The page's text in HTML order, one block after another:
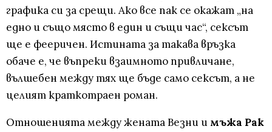
графика си за срещи. Ако все пак се окажат „на
едно и също място в един и същи час“, сексът
ще е фееричен. Истината за такава връзка
обаче е, че въпреки взаимното привличане,
вълшебен между тях ще бъде само сексът, а не
целият краткотраен роман.
Отношенията между жената Везни и мъжа Рак